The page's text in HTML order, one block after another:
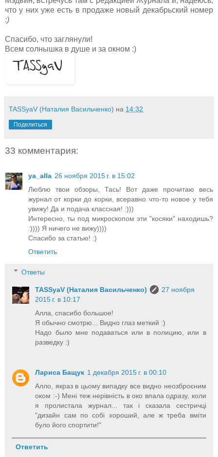
что у них уже есть в продаже новый декабрьский номер
:)
Спасибо, что заглянули!
Всем солнышка в душе и за окном :)
TASSyaV (Наталия Васильченко) на 14:32
Поделиться
33 комментария:
ya_alla 26 ноября 2015 г. в 15:02
Люблю твои обзоры, Тась! Вот даже прочитаю весь
журнал от корки до корки, всеравно что-то новое у тебя
увижу! Да и подача классная! :)))
Интересно, ты под микроскопом эти "косяки" находишь?
:)))) Я ничего не вижу))))
Спасибо за статью! :)
Ответить
Ответы
TASSyaV (Наталия Васильченко)
27 ноября
2015 г. в 10:17
Алла, спасибо большое!
Я обычно смотрю... Видно глаз меткий :)
Надо было мне подаваться или в полицию, или в
разведку :)
Лариса Бащук 1 декабря 2015 г. в 00:10
Алло, якраз в цьому випадку все видно неозброєним
оком :-) Мені теж нерівність в око впала одразу, коли
я пролистала журнал... так і сказала сестричці
"дизайн сам по собі хороший, але ж треба вміти
було його спортити!"
Ответить